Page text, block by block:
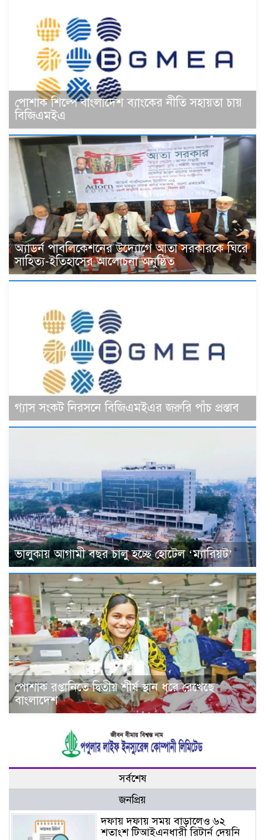
পোশাক শিল্পে বাংলাদেশ ব্যাংকের নীতি সহায়তা চায়
বিজিএমইএ
অ্যাডর্ন পাবলিকেশনের উদ্যোগে আতা সরকারকে ঘিরে
সাহিত্য-ইতিহাসের আলোচনা অনুষ্ঠিত
গ্যাস সংকট নিরসনে বিজিএমইএর জরুরি পাঁচ প্রস্তাব
ভালুকায় আগামী বছর চালু হচ্ছে হোটেল ‘ম্যারিয়ট’
পোশাক রপ্তানিতে দ্বিতীয় শীর্ষ স্থান ধরে রেখেছে
বাংলাদেশ
সর্বশেষ
জনপ্রিয়
দফায় দফায় সময় বাড়ালেও ৬২
শতাংশ টিআইএনধারী রিটার্ন দেয়নি